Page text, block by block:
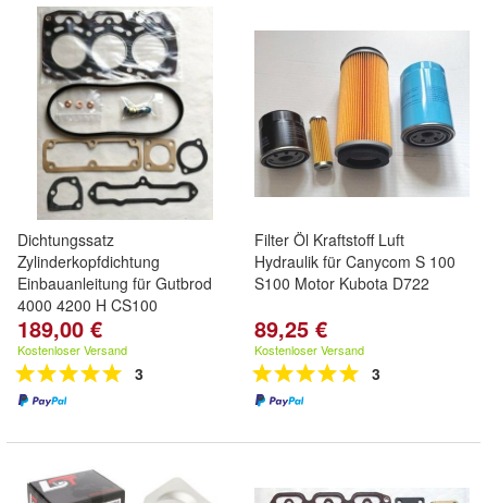
Dichtungssatz
Zylinderkopfdichtung
Einbauanleitung für Gutbrod
4000 4200 H CS100
189,00 €
Kostenloser Versand
3
Filter Öl Kraftstoff Luft
Hydraulik für Canycom S 100
S100 Motor Kubota D722
89,25 €
Kostenloser Versand
3